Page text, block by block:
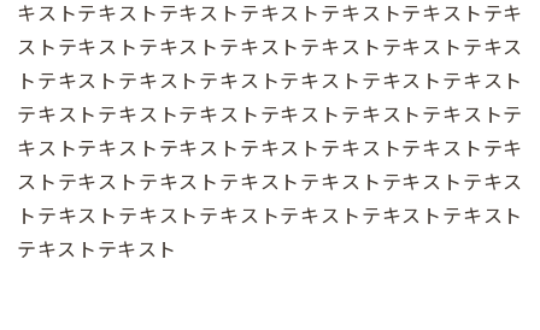
キストテキストテキストテキストテキストテキストテキ
ストテキストテキストテキストテキストテキストテキス
トテキストテキストテキストテキストテキストテキスト
テキストテキストテキストテキストテキストテキストテ
キストテキストテキストテキストテキストテキストテキ
ストテキストテキストテキストテキストテキストテキス
トテキストテキストテキストテキストテキストテキスト
テキストテキスト